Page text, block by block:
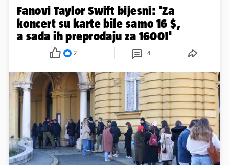
Fanovi Taylor Swift bijesni: 'Za
koncert su karte bile samo 16 $,
a sada ih preprodaju za 1600!'
2 4